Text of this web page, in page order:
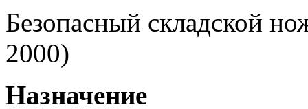
Безопасный складской
2000)
Назначение